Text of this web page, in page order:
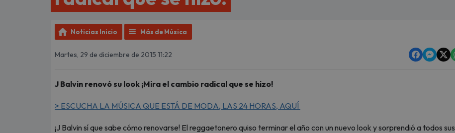
Noticias Inicio Más de Música
Martes, 29 de diciembre de 2015 11:22
J Balvin renovó su look ¡Mira el cambio radical que se hizo!
> ESCUCHA LA MÚSICA QUE ESTÁ DE MODA, LAS 24 HORAS, AQUÍ
¡J Balvin sí que sabe cómo renovarse! El reggaetonero quiso terminar el año con un nuevo look y sorprendió a todos sus